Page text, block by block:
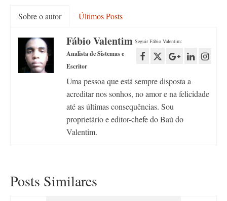
Sobre o autor Últimos Posts
Seguir Fábio Valentim:
Fábio Valentim
Analista de Sistemas e
Escritor
Uma pessoa que está sempre disposta a
acreditar nos sonhos, no amor e na felicidade
até as últimas consequências. Sou
proprietário e editor-chefe do Baú do
Valentim.
Posts Similares